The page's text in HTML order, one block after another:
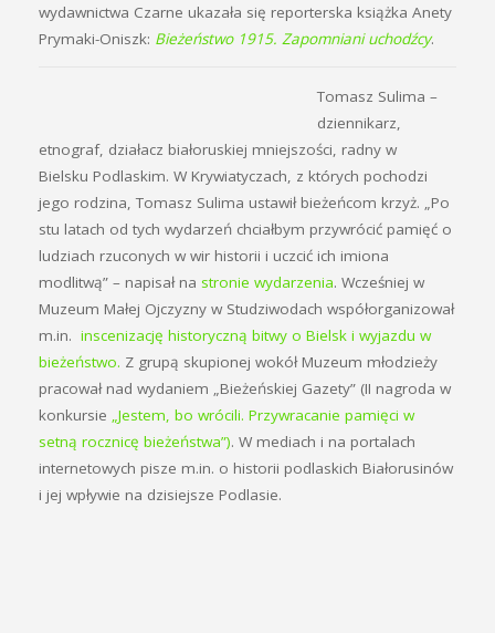
wydawnictwa Czarne ukazała się reporterska książka Anety
Prymaki-Oniszk: Bieżeństwo 1915. Zapomniani uchodźcy.
Tomasz Sulima –
dziennikarz,
etnograf, działacz białoruskiej mniejszości, radny w
Bielsku Podlaskim. W Krywiatyczach, z których pochodzi
jego rodzina, Tomasz Sulima ustawił bieżeńcom krzyż. „Po
stu latach od tych wydarzeń chciałbym przywrócić pamięć o
ludziach rzuconych w wir historii i uczcić ich imiona
modlitwą” – napisał na stronie wydarzenia. Wcześniej w
Muzeum Małej Ojczyzny w Studziwodach współorganizował
m.in. inscenizację historyczną bitwy o Bielsk i wyjazdu w
bieżeństwo. Z grupą skupionej wokół Muzeum młodzieży
pracował nad wydaniem „Bieżeńskiej Gazety” (II nagroda w
konkursie „Jestem, bo wrócili. Przywracanie pamięci w
setną rocznicę bieżeństwa”). W mediach i na portalach
internetowych pisze m.in. o historii podlaskich Białorusinów
i jej wpływie na dzisiejsze Podlasie.